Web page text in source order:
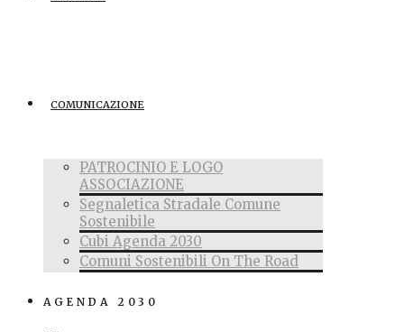
COMUNICAZIONE
PATROCINIO E LOGO
ASSOCIAZIONE
Segnaletica Stradale Comune
Sostenibile
Cubi Agenda 2030
Comuni Sostenibili On The Road
AGENDA 2030